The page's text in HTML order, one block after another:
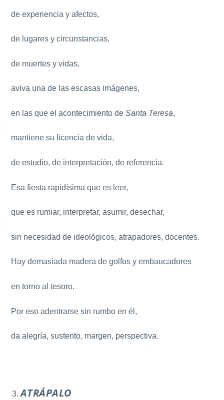
de experiencia y afectos,
de lugares y circunstancias,
de muertes y vidas,
aviva una de las escasas imágenes,
en las que el acontecimiento deSanta Teresa,
mantiene su licencia de vida,
de estudio, de interpretación, de referencia.
Esa fiesta rapidísima que es leer,
que es rumiar, interpretar, asumir, desechar,
sin necesidad de ideológicos, atrapadores, docentes.
Hay demasiada madera de golfos y embaucadores
en torno al tesoro.
Por eso adentrarse sin rumbo en él,
da alegría, sustento, margen, perspectiva.
ATRÁPALO